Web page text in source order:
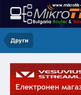
Други